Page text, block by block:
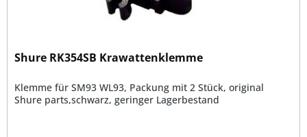
Shure RK354SB Krawattenklemme
Klemme für SM93 WL93, Packung mit 2 Stück, original
Shure parts,schwarz, geringer Lagerbestand